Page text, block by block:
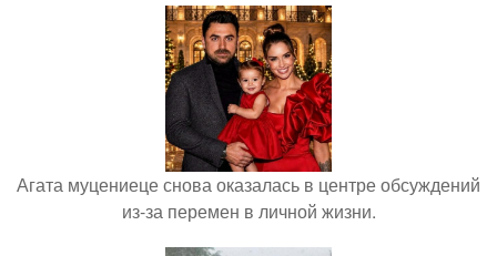
Агата муцениеце снова оказалась в центре обсуждений
из-за перемен в личной жизни.